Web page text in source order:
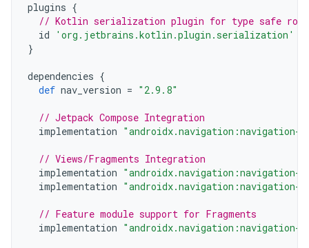
plugins {
// Kotlin serialization plugin for type safe
id
'org.jetbrains.kotlin.plugin.serialization'
}
dependencies {
def nav_version = "2.9.8"
// Jetpack Compose Integration
implementation "androidx.navigation:navigation-
// Views/Fragments Integration
implementation "androidx.navigation:navigation-
implementation "androidx.navigation:navigation-
// Feature module support for Fragments
implementation "androidx.navigation:navigation-